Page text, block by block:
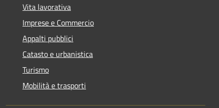
Vita lavorativa
Imprese e Commercio
Appalti pubblici
Catasto e urbanistica
Turismo
Mobilità e trasporti